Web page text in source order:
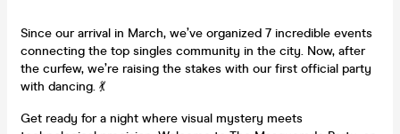
Since our arrival in March, we’ve organized 7 incredible events
connecting the top singles community in the city. Now, after
the curfew, we’re raising the stakes with our first official party
with dancing. 💃
Get ready for a night where visual mystery meets